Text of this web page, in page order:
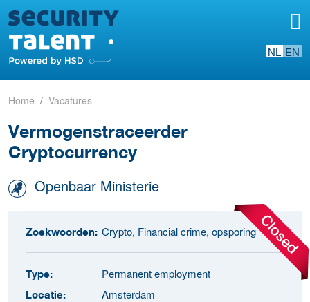
NL EN
Home Vacatures
Vermogenstraceerder
Cryptocurrency
Openbaar Ministerie
Zoekwoorden: Crypto, Financial crime, opsporing
Type: Permanent employment
Locatie: Amsterdam